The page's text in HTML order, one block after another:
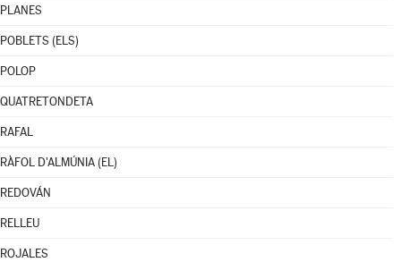
PLANES
POBLETS (ELS)
POLOP
QUATRETONDETA
RAFAL
RÀFOL D'ALMÚNIA (EL)
REDOVÁN
RELLEU
ROJALES